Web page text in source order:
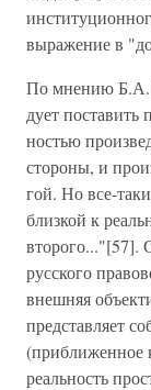
выраже­ние в
По мнению Б.А.
дует
ностью
стороны, и
гой. Но все-
близ­кой к
второго..."[57].
русского
внешняя
представляет
(приближенное
реальность